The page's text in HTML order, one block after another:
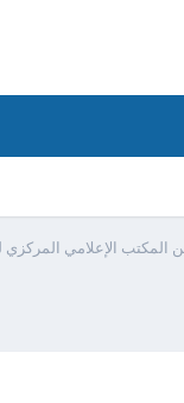
المكتب الإعلامي المركزي